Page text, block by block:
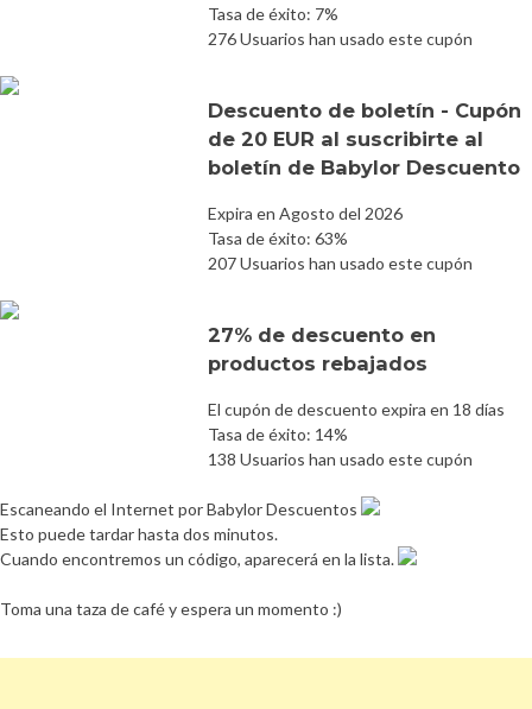
Tasa de éxito: 7%
276 Usuarios han usado este cupón
Descuento de boletín - Cupón
de 20 EUR al suscribirte al
boletín de Babylor Descuento
Expira en Agosto del 2026
Tasa de éxito: 63%
207 Usuarios han usado este cupón
27% de descuento en
productos rebajados
El cupón de descuento expira en 18 días
Tasa de éxito: 14%
138 Usuarios han usado este cupón
Escaneando el Internet por Babylor Descuentos
Esto puede tardar hasta dos minutos.
Cuando encontremos un código, aparecerá en la lista.
Toma una taza de café y espera un momento :)